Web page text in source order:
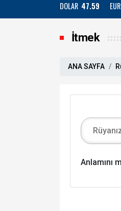
DOLAR 47.59
İtmek
ANA SAYFA
Anlamını